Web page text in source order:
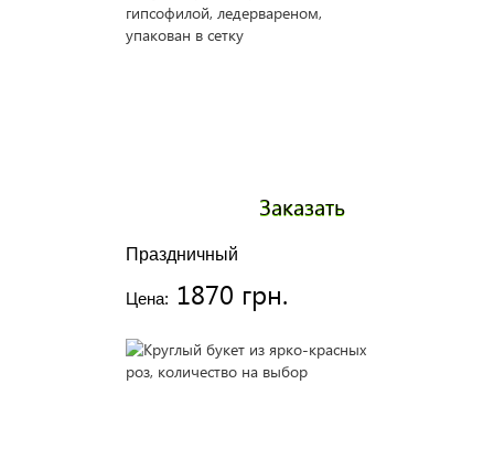
Праздничный
Цена: 1870 грн.
Заказать